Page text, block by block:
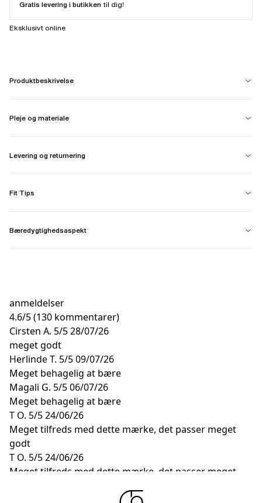
Gratis levering i butikken til dig!
Eksklusivt online
Produktbeskrivelse
Pleje og materiale
Levering og returnering
Fit Tips
Bæredygtighedsaspekt
anmeldelser
4.6/5(130 kommentarer)
Cirsten A. 5/528/07/26
meget godt
Herlinde T. 5/509/07/26
Meget behagelig at bære
Magali G. 5/506/07/26
Meget behagelig at bære
T O. 5/524/06/26
Meget tilfreds med dette mærke, det passer meget
godt
T O. 5/524/06/26
Meget tilfreds med dette mærke, det passer meget